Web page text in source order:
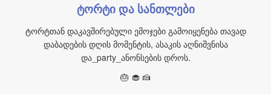
ტორტი და სანთლები
ტორტთან დაკავშირებული ემოჯები გამოიყენება თავად
დაბადების დღის მომენტის, ასაკის აღნიშვნისა
და_party_ანონსების დროს.
🎂 🧁 🍰